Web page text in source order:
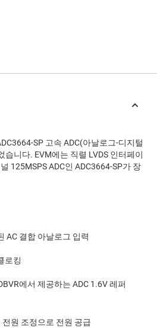
SP 고속 ADC(아날로그-디지털
니다. EVM에는 직렬 LVDS 인터페이
125MSPS ADC인 ADC3664-SP가 장
AC 결합 아날로그 입력
로킹
에서 제공하는 ADC 1.6V 레퍼
전원 조정으로 전원 공급